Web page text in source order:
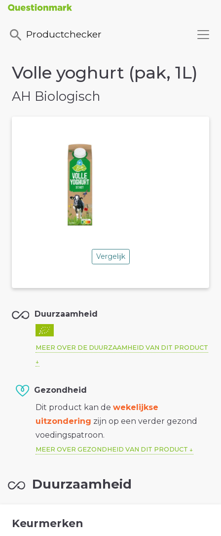
Productchecker
Volle yoghurt (pak, 1L)
AH Biologisch
Vergelijk
Duurzaamheid
MEER OVER DE DUURZAAMHEID VAN DIT PRODUCT
Gezondheid
Dit product kan de wekelijkse
uitzondering zijn op een verder gezond
voedingspatroon.
MEER OVER GEZONDHEID VAN DIT PRODUCT
Duurzaamheid
Keurmerken